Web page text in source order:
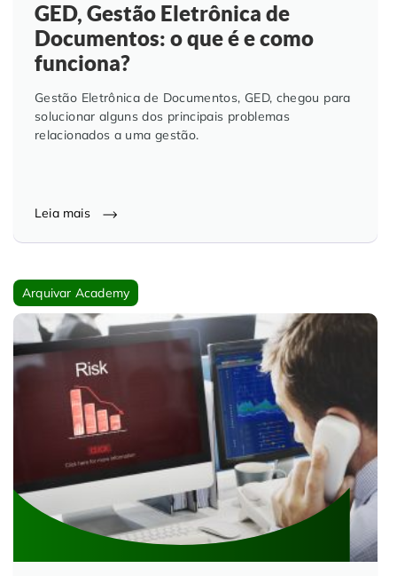
GED, Gestão Eletrônica de
Documentos: o que é e como
funciona?
Gestão Eletrônica de Documentos, GED, chegou para
solucionar alguns dos principais problemas
relacionados a uma gestão.
Leia mais
Arquivar Academy